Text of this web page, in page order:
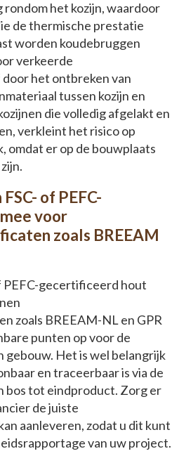
het kozijn, waardoor
de thermische prestatie
worden koudebruggen
verkeerde
het ontbreken van
tussen kozijn en
die volledig afgelakt en
verkleint het risico op
omdat er op de bouwplaats
of PEFC-
voor
zoals BREEAM
PEFC-gecertificeerd hout
zoals BREEAM-NL en GPR
punten op voor de
gebouw. Het is wel belangrijk
en traceerbaar is via de
bos tot eindproduct. Zorg er
de juiste
aanleveren, zodat u dit kunt
van uw project.